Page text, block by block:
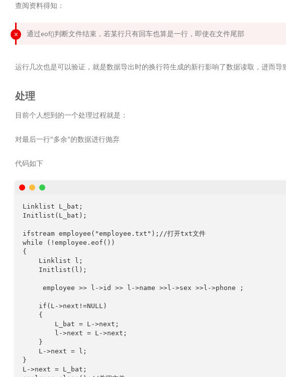
查阅资料得知：
通过eof()判断文件结束，若某行只有回车也算是一行，即使在文件尾部
运行几次也是可以验证，就是数据导出时的换行符生成的新行影响了数据读取，进而导
处理
目前个人想到的一个处理过程就是：
对最后一行"多余"的数据进行抛弃
代码如下
Linklist L_bat;
Initlist(L_bat);
ifstream employee("employee.txt");//打开txt文件
while (!employee.eof())
{
    Linklist l;
    Initlist(l);
     employee >> l->id >> l->name >>l->sex >>l->phone ;
    if(L->next!=NULL)
    {
        L_bat = L->next;
        l->next = L->next;
    }
    L->next = l;
}
L->next = L_bat;